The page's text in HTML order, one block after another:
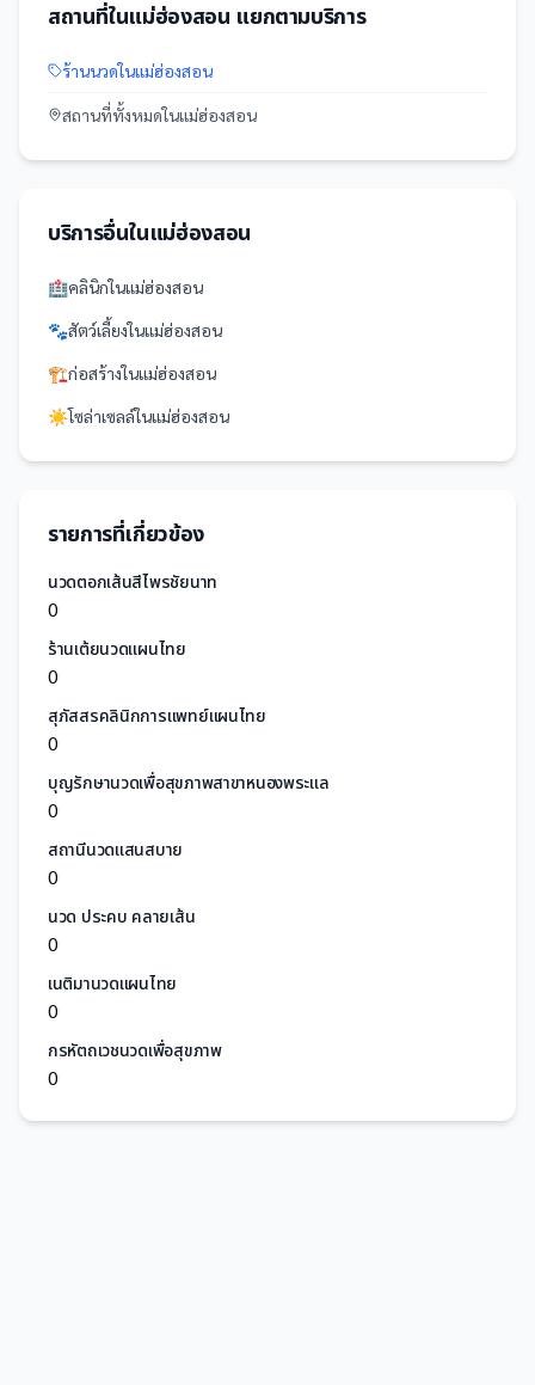
สถานที่ในแม่ฮ่องสอน แยกตามบริการ
ร้านนวดในแม่ฮ่องสอน
สถานที่ทั้งหมดในแม่ฮ่องสอน
บริการอื่นในแม่ฮ่องสอน
🏥คลินิกในแม่ฮ่องสอน
🐾สัตว์เลี้ยงในแม่ฮ่องสอน
🏗️ก่อสร้างในแม่ฮ่องสอน
☀️โซล่าเซลล์ในแม่ฮ่องสอน
รายการที่เกี่ยวข้อง
นวดตอกเส้นสีไพรชัยนาท
0
ร้านเต้ยนวดแผนไทย
0
สุภัสสรคลินิกการแพทย์แผนไทย
0
บุญรักษานวดเพื่อสุขภาพสาขาหนองพระแล
0
สถานีนวดแสนสบาย
0
นวด ประคบ คลายเส้น
0
เนติมานวดแผนไทย
0
กรหัตถเวชนวดเพื่อสุขภาพ
0